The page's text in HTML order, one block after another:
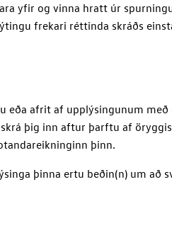
yfir og vinna hratt úr
frekari réttinda skráðs
eða afrit af upplýsingunum
þig inn aftur þarftu af
þinn.
þinna ertu beðin(n) um að